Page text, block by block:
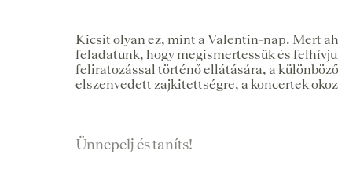
Kicsit olyan ez, mint a Valentin-nap. Mert
feladatunk, hogy megismertessük és
feliratozással történő ellátására, a
elszenvedett zajkitettségre, a koncertek
Ünnepelj és taníts!